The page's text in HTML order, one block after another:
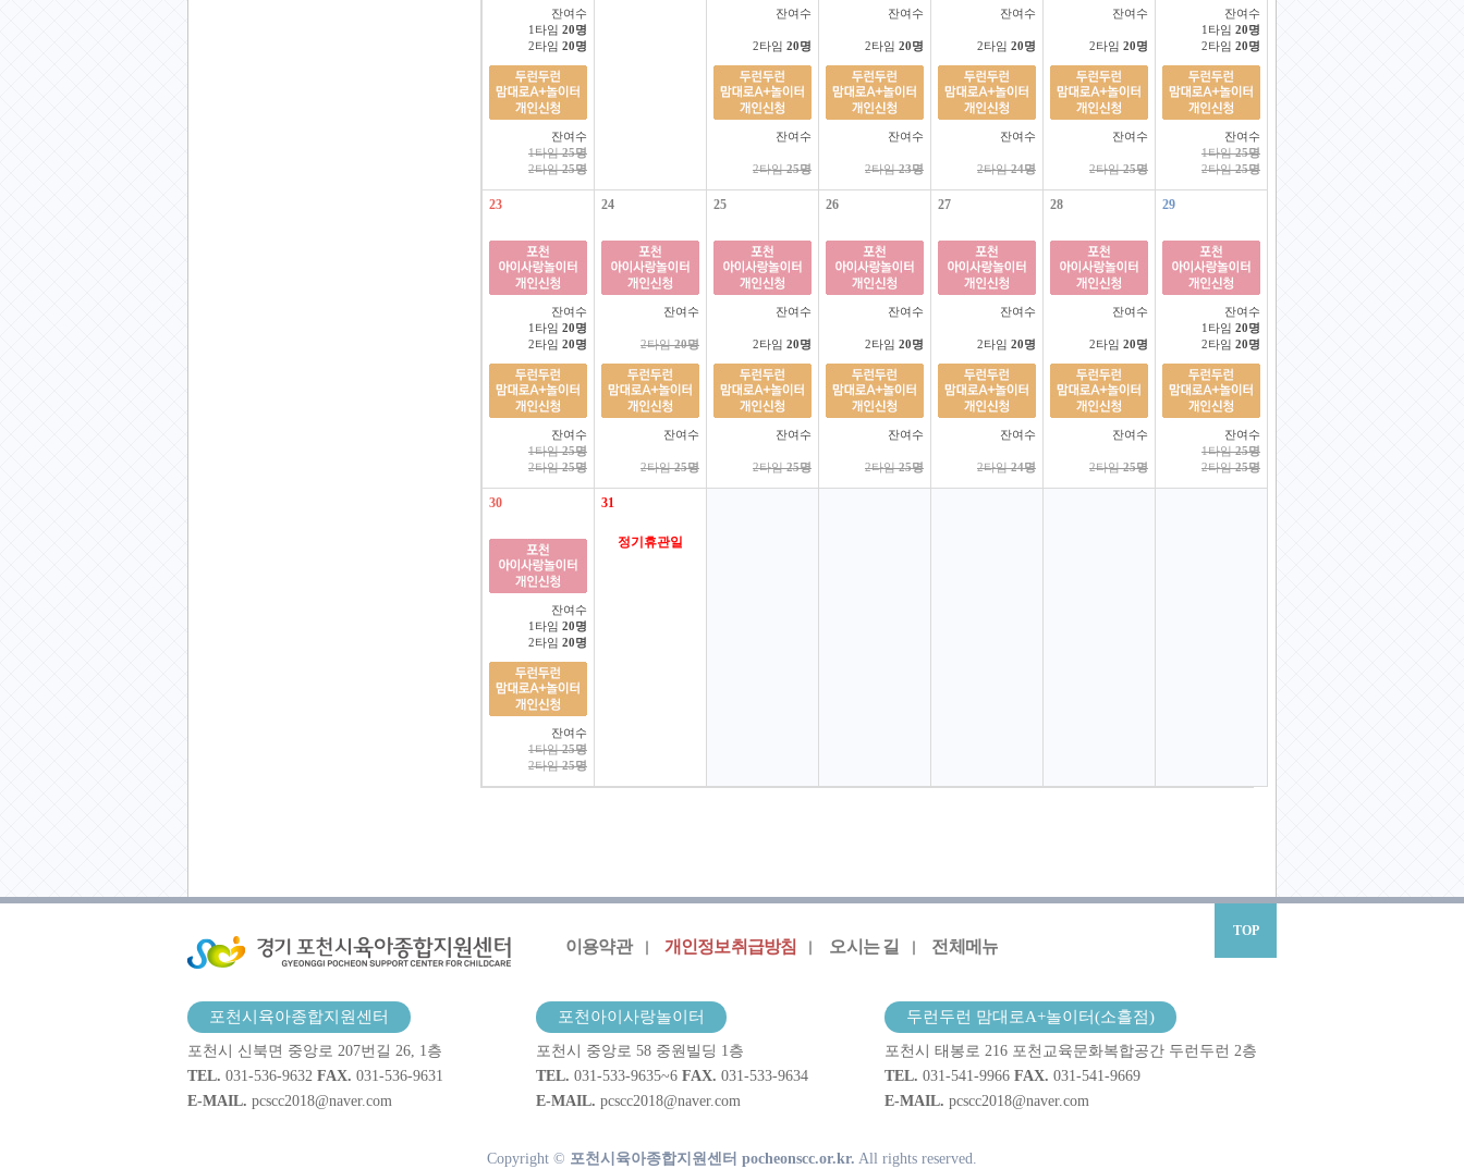
잔여수
1타임 20명
2타임 20명
잔여수
1타임25명
2타임25명
잔여수
2타임 20명
잔여수
2타임25명
잔여수
2타임 20명
잔여수
2타임23명
잔여수
2타임 20명
잔여수
2타임24명
잔여수
2타임 20명
잔여수
2타임25명
잔여수
1타임 20명
2타임 20명
잔여수
1타임25명
2타임25명
23
잔여수
1타임 20명
2타임 20명
잔여수
1타임25명
2타임25명
24
잔여수
2타임20명
잔여수
2타임25명
25
잔여수
2타임 20명
잔여수
2타임25명
26
잔여수
2타임 20명
잔여수
2타임25명
27
잔여수
2타임 20명
잔여수
2타임24명
28
잔여수
2타임 20명
잔여수
2타임25명
29
잔여수
1타임 20명
2타임 20명
잔여수
1타임25명
2타임25명
30
잔여수
1타임 20명
2타임 20명
잔여수
1타임25명
2타임25명
31
정기휴관일
이용약관 개인정보취급방침 오시는 길 전체메뉴
포천시육아종합지원센터
포천시 신북면 중앙로 207번길 26, 1층
TEL. 031-536-9632 FAX. 031-536-9631
E-MAIL. pcscc2018@naver.com
포천아이사랑놀이터
포천시 중앙로 58 중원빌딩 1층
TEL. 031-533-9635~6 FAX. 031-533-9634
E-MAIL. pcscc2018@naver.com
두런두런 맘대로A+놀이터(소흘점)
포천시 태봉로 216 포천교육문화복합공간 두런두런 2층
TEL. 031-541-9966 FAX. 031-541-9669
E-MAIL. pcscc2018@naver.com
Copyright © 포천시육아종합지원센터 pocheonscc.or.kr. All rights reserved.
TOP